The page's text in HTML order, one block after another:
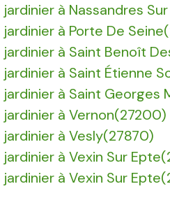
jardinier à Nassandres
jardinier à Porte De
jardinier à Saint Benoît
jardinier à Saint Étienne
jardinier à Saint Georges
jardinier à Vernon(27200)
jardinier à Vesly(27870)
jardinier à Vexin Sur
jardinier à Vexin Sur